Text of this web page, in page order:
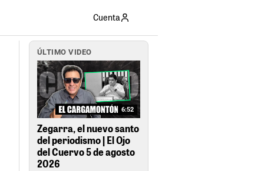
Cuenta
ÚLTIMO VIDEO
6:52
Zegarra, el nuevo santo
del periodismo | El Ojo
del Cuervo 5 de agosto
2026